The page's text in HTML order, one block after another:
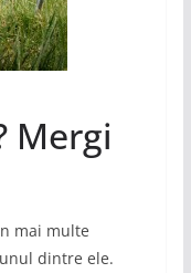
Mergi
mai multe
dintre ele.